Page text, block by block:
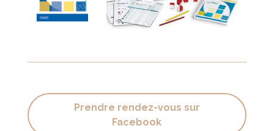
Prendre rendez-vous sur
Facebook